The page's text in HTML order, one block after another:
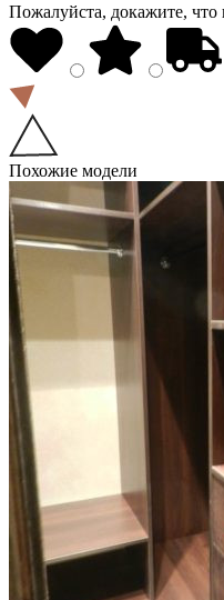
Пожалуйста, докажите, что
Похожие модели